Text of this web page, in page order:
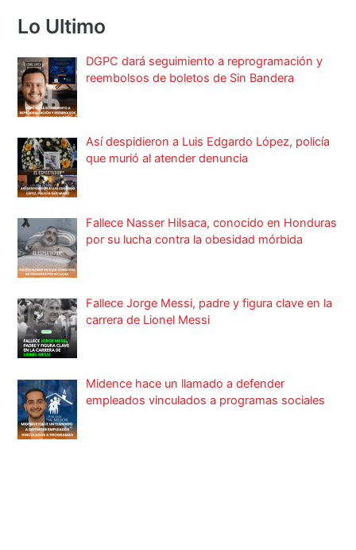
Lo Ultimo
DGPC dará seguimiento a reprogramación y
reembolsos de boletos de Sin Bandera
Así despidieron a Luis Edgardo López, policía
que murió al atender denuncia
Fallece Nasser Hilsaca, conocido en Honduras
por su lucha contra la obesidad mórbida
Fallece Jorge Messi, padre y figura clave en la
carrera de Lionel Messi
Midence hace un llamado a defender
empleados vinculados a programas sociales